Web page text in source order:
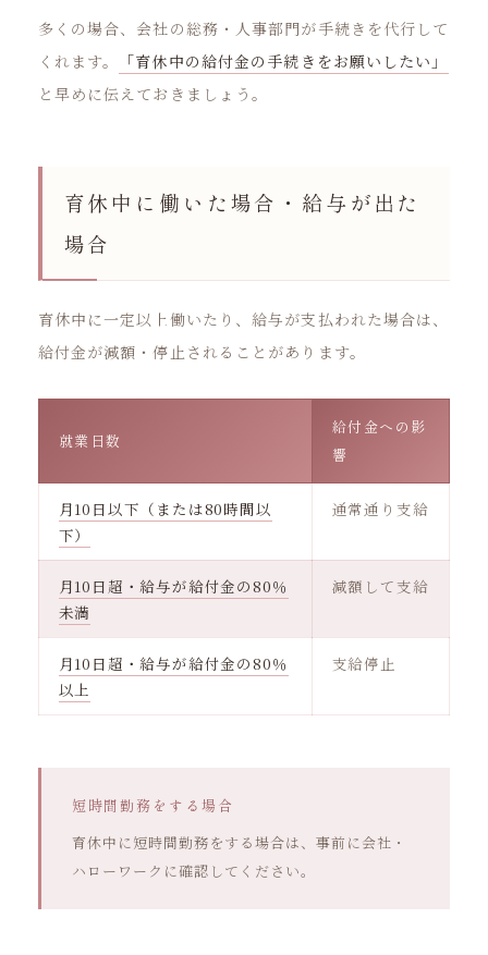
多くの場合、会社の総務・人事部門が手続きを代行して
くれます。
「育休中の給付金の手続きをお願いしたい」
と早めに伝えておきましょう。
育休中に働いた場合・給与が出た
場合
育休中に一定以上働いたり、給与が支払われた場合は、
給付金が減額・停止されることがあります。
就業日数
給付金への影
響
月10日以下（または80時間以
下）
通常通り支給
月10日超・給与が給付金の80％
未満
減額して支給
月10日超・給与が給付金の80％
以上
支給停止
短時間勤務をする場合
育休中に短時間勤務をする場合は、事前に会社・
ハローワークに確認してください。